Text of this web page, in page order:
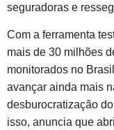
seguradoras e
Com a ferramenta
mais de 30 milhões
monitorados no
avançar ainda mais
desburocratização
isso, anuncia que